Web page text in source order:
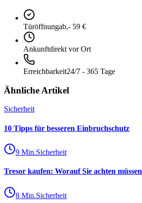
Türöffnungab,- 59 €
Ankunftdirekt vor Ort
Erreichbarkeit24/7 - 365 Tage
Ähnliche Artikel
Sicherheit
10 Tipps für besseren Einbruchschutz
9 Min.Sicherheit
Tresor kaufen: Worauf Sie achten müssen
8 Min.Sicherheit